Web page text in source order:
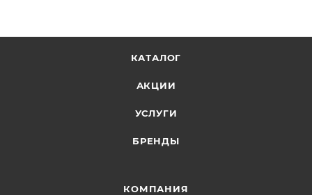
КАТАЛОГ
АКЦИИ
УСЛУГИ
БРЕНДЫ
КОМПАНИЯ